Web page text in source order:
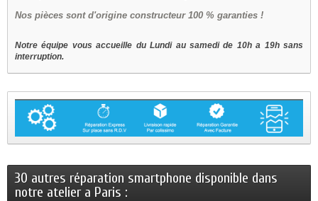
Nos pièces sont d'origine constructeur 100 % garanties !
Notre équipe vous accueille du Lundi au samedi de 10h a 19h sans
interruption.
30 autres réparation smartphone disponible dans
notre atelier a Paris :